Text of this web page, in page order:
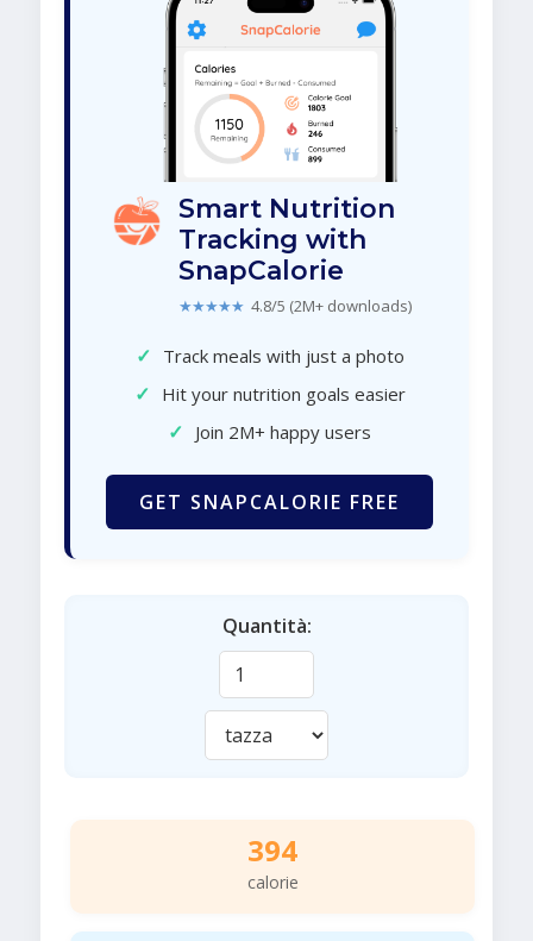
Smart Nutrition
Tracking with
SnapCalorie
★★★★★ 4.8/5 (2M+ downloads)
✓ Track meals with just a photo
✓ Hit your nutrition goals easier
✓ Join 2M+ happy users
GET SNAPCALORIE FREE
Quantità:
394
calorie